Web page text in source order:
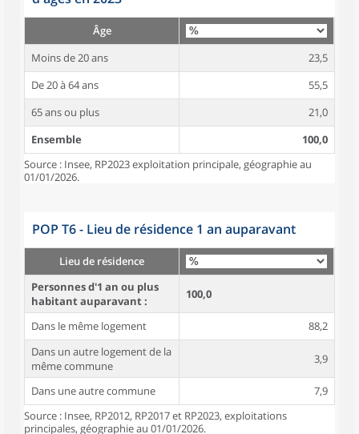
Âge
Moins de 20 ans
23,5
De 20 à 64 ans
55,5
65 ans ou plus
21,0
Ensemble
100,0
Source : Insee, RP2023 exploitation principale, géographie au
01/01/2026.
POP T6 - Lieu de résidence 1 an auparavant
Lieu de résidence
Personnes d'1 an ou plus
habitant auparavant :
100,0
Dans le même logement
88,2
Dans un autre logement de la
même commune
3,9
Dans une autre commune
7,9
Source : Insee, RP2012, RP2017 et RP2023, exploitations
principales, géographie au 01/01/2026.